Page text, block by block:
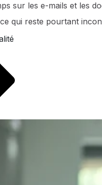
sur les e-mails et les
qui reste pourtant